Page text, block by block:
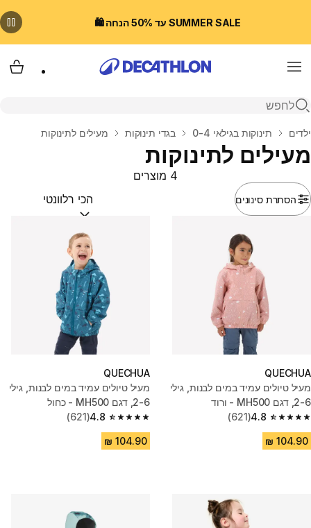
SUMMER SALE עד 50% הנחה 🛍️
Menu
פתיחת חיפוש
בית
ילדים תינוקות בגילאי 0-4 בגדי תינוקות מעילים לתינוקות
מעילים לתינוקות
הסתרת סינונים
4 מוצרים
מיין לפי:(optional)
QUECHUA
מעיל טיולים עמיד במים לבנות, גילי
2-6, דגם MH500 - ורוד
4.8
4.8 out of 5 stars from 621 reviews
(621)
QUECHUA
מעיל טיולים עמיד במים לבנות, גילי
2-6, דגם MH500 - כחול
4.8
4.8 out of 5 stars from 621 reviews
(621)